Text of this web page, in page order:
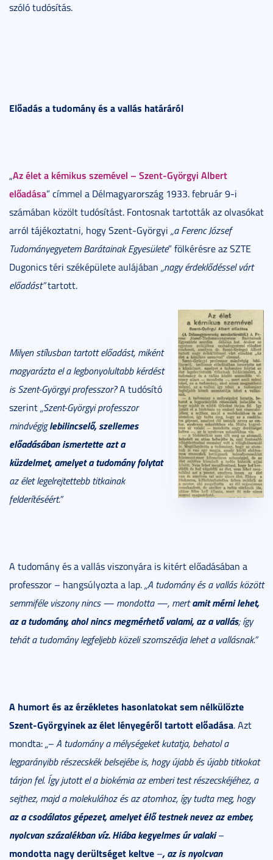
szóló tudósítás.
Előadás a tudomány és a vallás határáról
„Az élet a kémikus szemével – Szent-Györgyi Albert
előadása” címmel a Délmagyarország 1933. február 9-i
számában közölt tudósítást. Fontosnak tartották az olvasókat
arról tájékoztatni, hogy Szent-Györgyi „a Ferenc József
Tudományegyetem Barátainak Egyesülete” fölkérésre az SZTE
Dugonics téri széképülete aulájában „nagy érdeklődéssel várt
előadást”tartott.
Milyen stílusban tartott előadást, miként
magyarázta el a legbonyolultabb kérdést
is Szent-Györgyi professzor?A tudósító
szerint„Szent-Györgyi professzor
mindvégiglebilincselő, szellemes
előadásában ismertette azt a
küzdelmet, amelyet a tudomány folytat
az élet legelrejtettebb titkainak
felderítéséért.”
A tudomány és a vallás viszonyára is kitért előadásában a
professzor – hangsúlyozta a lap.„A tudomány és a vallás között
semmiféle viszony nincs — mondotta —, mertamit mérni lehet,
az a tudomány, ahol nincs megmérhető valami, az a vallás; így
tehát a tudomány legfeljebb közeli szomszédja lehet a vallásnak.”
A humort és az érzékletes hasonlatokat sem nélkülözte
Szent-Györgyinek az élet lényegéről tartott előadása. Azt
mondta:„– A tudomány a mélységeket kutatja, behatol a
legparányibb részecskék belsejébe is, hogy újabb és újabb titkokat
tárjon fel. Így jutott el a biokémia az emberi test részecskéjéhez, a
sejthez, majd a molekulához és az atomhoz, így tudta meg, hogy
az a csodálatos gépezet, amelyet élő testnek nevez az ember,
nyolcvan százalékban víz. Hiába kegyelmes úr valaki–
mondotta nagy derültséget keltve –, az is nyolcvan